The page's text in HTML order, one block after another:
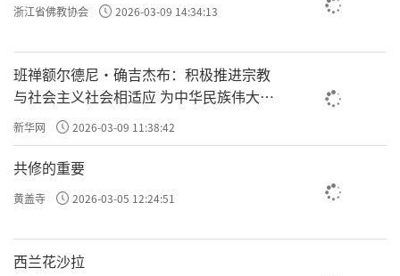
浙江省佛教协会 2026-03-09 14:34:13
班禅额尔德尼·确吉杰布：积极推进宗教
与社会主义社会相适应 为中华民族伟大复
兴贡献力量
新华网 2026-03-09 11:38:42
共修的重要
黄盖寺 2026-03-05 12:24:51
西兰花沙拉